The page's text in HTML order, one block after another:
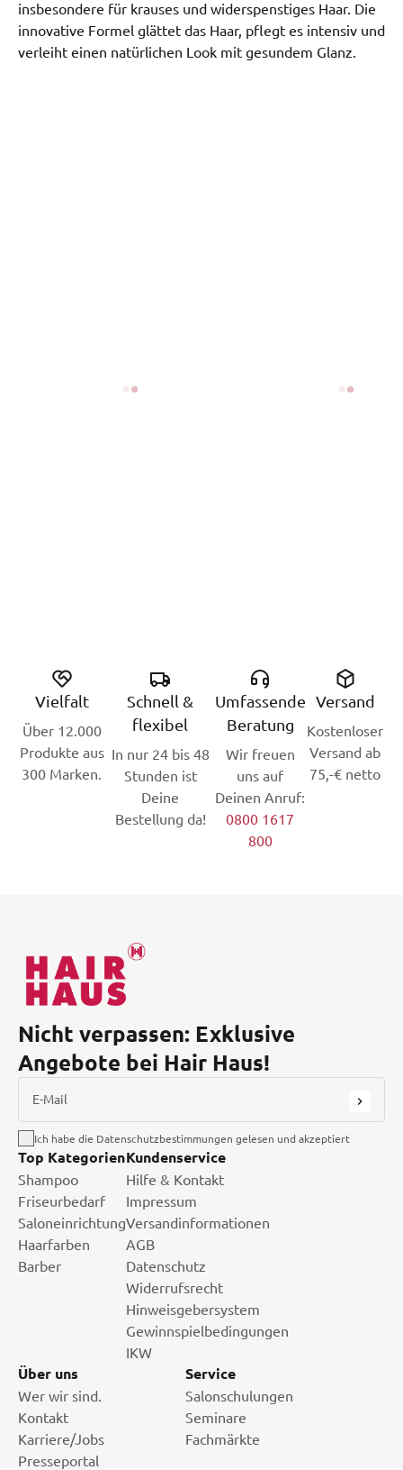
insbesondere für krauses und widerspenstiges Haar. Die
innovative Formel glättet das Haar, pflegt es intensiv und
verleiht einen natürlichen Look mit gesundem Glanz.
Vielfalt
Über 12.000
Produkte aus
300 Marken.
Schnell &
flexibel
In nur 24 bis 48
Stunden ist
Deine
Bestellung da!
Umfassende
Beratung
Wir freuen
uns auf
Deinen Anruf:
0800 1617
800
Versand
Kostenloser
Versand ab
75,-€ netto
Nicht verpassen: Exklusive
Angebote bei Hair Haus!
E-Mail
Ich habe die Datenschutzbestimmungen gelesen und akzeptiert
Top Kategorien
Shampoo
Friseurbedarf
Saloneinrichtung
Haarfarben
Barber
Kundenservice
Hilfe & Kontakt
Impressum
Versandinformationen
AGB
Datenschutz
Widerrufsrecht
Hinweisgebersystem
Gewinnspielbedingungen
IKW
Über uns
Wer wir sind.
Kontakt
Karriere/Jobs
Presseportal
Service
Salonschulungen
Seminare
Fachmärkte